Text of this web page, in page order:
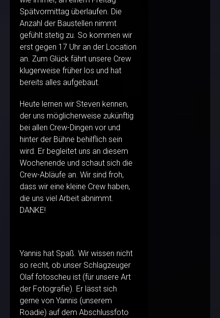
Spätvormittag überlaufen. Die
Anzahl der Baustellen nimmt
gefühlt stetig zu. So kommen wir
erst gegen 17 Uhr an der Location
an. Zum Glück fährt unsere Crew
klugerweise früher los und hat
bereits alles aufgebaut.
Heute lernen wir Steven kennen,
der uns möglicherweise zukünftig
bei allen Crew-Dingen vor und
hinter der Bühne behilflich sein
wird. Er begleitet uns an diesem
Wochenende und schaut sich die
Crew-Abläufe an. Wir sind froh,
dass wir eine kleine Crew haben,
die uns viel Arbeit abnimmt.
DANKE!
Yannis hat Spaß. Wir wissen nicht
so recht, ob unser Schlagzeuger
Olaf fotoscheu ist (für unsere Art
der Fotografie). Er lässt sich
gerne von Yannis (unserem
Roadie) auf dem Abschlussfoto